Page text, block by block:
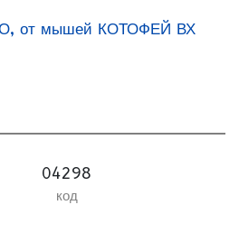
от мышей КОТОФЕЙ ВХ
04298
код